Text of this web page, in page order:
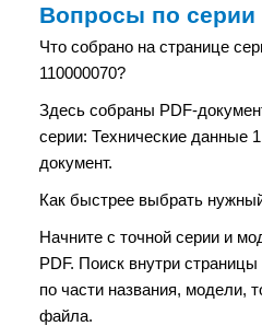
Вопросы по серии
Что собрано на странице
110000070?
Здесь собраны PDF-
серии: Технические данные
документ.
Как быстрее выбрать
Начните с точной серии и
PDF. Поиск внутри
по части названия, модели,
файла.